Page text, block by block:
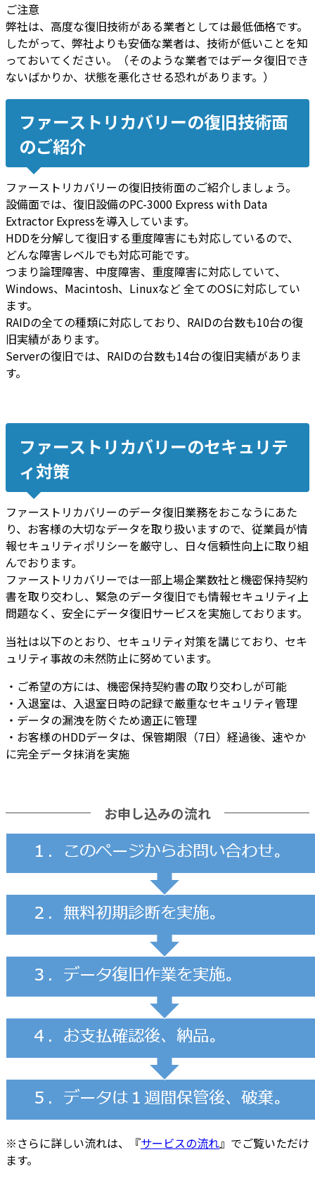
ご注意
弊社は、高度な復旧技術がある業者としては最低価格です。
したがって、弊社よりも安価な業者は、技術が低いことを知
っておいてください。（そのような業者ではデータ復旧でき
ないばかりか、状態を悪化させる恐れがあります。）
ファーストリカバリーの復旧技術面
のご紹介
ファーストリカバリーの復旧技術面のご紹介しましょう。
設備面では、復旧設備のPC-3000 Express with Data
Extractor Expressを導入しています。
HDDを分解して復旧する重度障害にも対応しているので、
どんな障害レベルでも対応可能です。
つまり論理障害、中度障害、重度障害に対応していて、
Windows、Macintosh、Linuxなど 全てのOSに対応してい
ます。
RAIDの全ての種類に対応しており、RAIDの台数も10台の復
旧実績があります。
Serverの復旧では、RAIDの台数も14台の復旧実績がありま
す。
ファーストリカバリーのセキュリテ
ィ対策
ファーストリカバリーのデータ復旧業務をおこなうにあた
り、お客様の大切なデータを取り扱いますので、従業員が情
報セキュリティポリシーを厳守し、日々信頼性向上に取り組
んでおります。
ファーストリカバリーでは一部上場企業数社と機密保持契約
書を取り交わし、緊急のデータ復旧でも情報セキュリティ上
問題なく、安全にデータ復旧サービスを実施しております。
当社は以下のとおり、セキュリティ対策を講じており、セキ
ュリティ事故の未然防止に努めています。
・ご希望の方には、機密保持契約書の取り交わしが可能
・入退室は、入退室日時の記録で厳重なセキュリティ管理
・データの漏洩を防ぐため適正に管理
・お客様のHDDデータは、保管期限（7日）経過後、速やか
に完全データ抹消を実施
お申し込みの流れ
※さらに詳しい流れは、『サービスの流れ』でご覧いただけ
ます。